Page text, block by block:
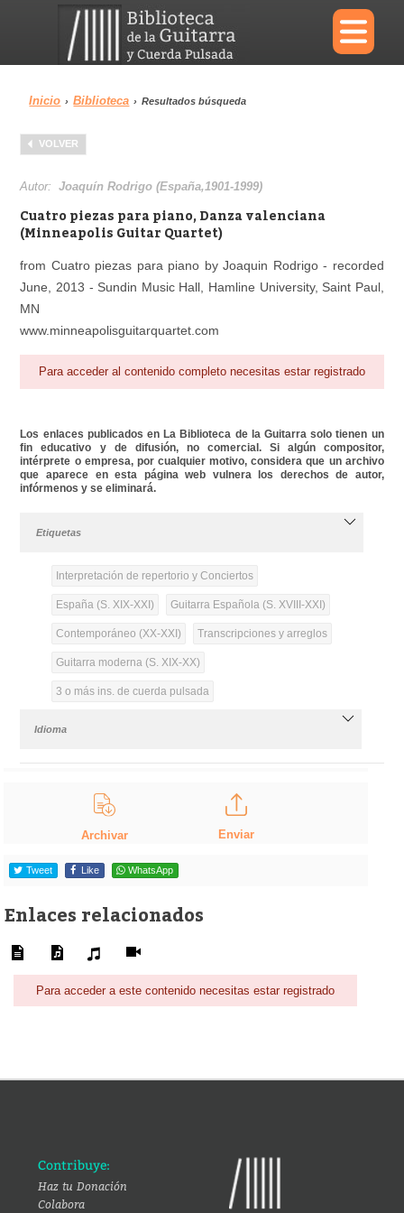
×
Menu
Biblioteca Diccionario
Área personal Reproductor
Inicio › Biblioteca › Resultados búsqueda
VOLVER
Autor:Joaquín Rodrigo (España,1901-1999)
Cuatro piezas para piano, Danza valenciana
(Minneapolis Guitar Quartet)
from Cuatro piezas para piano by Joaquin Rodrigo - recorded
June, 2013 - Sundin Music Hall, Hamline University, Saint Paul,
MN
www.minneapolisguitarquartet.com
Para acceder al contenido completo necesitas estar registrado
Los enlaces publicados en La Biblioteca de la Guitarra solo tienen un
fin educativo y de difusión, no comercial. Si algún compositor,
intérprete o empresa, por cualquier motivo, considera que un archivo
que aparece en esta página web vulnera los derechos de autor,
infórmenos y se eliminará.
Etiquetas
Interpretación de repertorio y Conciertos
España (S. XIX-XXI) Guitarra Española (S. XVIII-XXI)
Contemporáneo (XX-XXI) Transcripciones y arreglos
Guitarra moderna (S. XIX-XX)
3 o más ins. de cuerda pulsada
Idioma
Archivar Enviar
Tweet Like WhatsApp
Enlaces relacionados
Para acceder a este contenido necesitas estar registrado
Contribuye:
Haz tu Donación
Colabora